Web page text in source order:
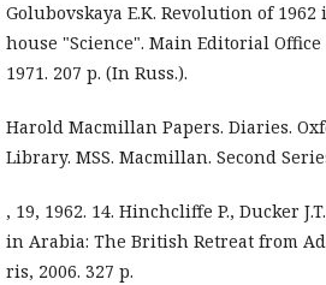
Golubovskaya E.K. Revolution of
house "Science". Main Editorial
1971. 207 p. (In Russ.).
Harold Macmillan Papers. Diaries.
Library. MSS. Macmillan. Second
, 19, 1962. 14. Hinchcliffe P., Ducker
in Arabia: The British Retreat from
ris, 2006. 327 p.